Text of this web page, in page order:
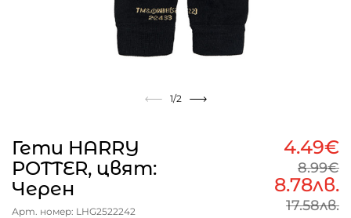
1/2
Гети HARRY
POTTER, цвят:
Черен
Арт. номер: LHG2522242
4.49€
8.99€
8.78лв.
17.58лв.